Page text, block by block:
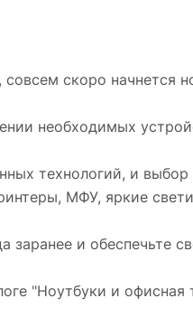
совсем скоро начнется
необходимых
технологий, и
МФУ, яркие
заранее и
"Ноутбуки и офисная